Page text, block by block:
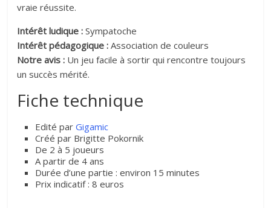
vraie réussite.
Intérêt ludique : Sympatoche
Intérêt pédagogique : Association de couleurs
Notre avis : Un jeu facile à sortir qui rencontre toujours
un succès mérité.
Fiche technique
Edité parGigamic
Créé par Brigitte Pokornik
De 2 à 5 joueurs
A partir de 4 ans
Durée d’une partie : environ 15 minutes
Prix indicatif : 8 euros